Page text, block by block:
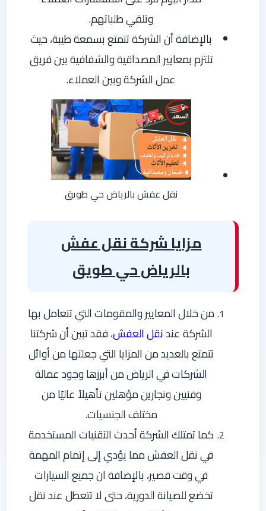
وتلقي طلباتهم.
بالإضافة أن الشركة تتمتع بسمعة طيبة، حيث
تلتزم بمعايير المصداقية والشفافية بين فريق
عمل الشركة وبين العملاء.
نقل عفش بالرياض حي طويق
مزايا شركة نقل عفش
بالرياض حي طويق
من خلال المعايير والمقومات التي تتعامل بها
الشركة عندنقل العفش، فقد تبين أن شركتنا
تتمتع بالعديد من المزايا التي جعلتها من أوائل
الشركات في الرياض من أبرزها وجود عمالة
وفنيين ونجارين مؤهلين تأهيلاً عاليًا من
مختلف الجنسيات.
كما تمتلك الشركة أحدث التقنيات المستخدمة
في نقل العفش مما يؤدي إلى إتمام المهمة
في وقت قصير، بالإضافة ان جميع السيارات
تخضع للصيانة الدورية، حتى لا تتعطل عند نقل